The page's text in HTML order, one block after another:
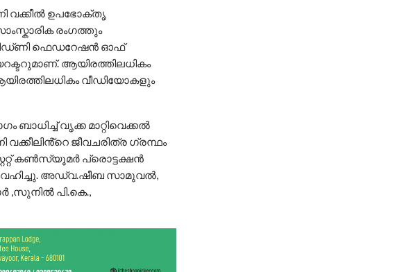
വക്കീൽ ഉപഭോക്തൃ
രംഗത്തും
ഫെഡറേഷൻ ഓഫ്
ആയിരത്തിലധികം
വീഡിയോകളും
ബാധിച്ച് വൃക്ക മാറ്റിവെക്കൽ
വക്കീലിൻ്റെ ജീവചരിത്ര ഗ്രന്ഥം
കൺസ്യൂമർ പ്രൊട്ടക്ഷൻ
അഡ്വ.ഷീബ സാമുവൽ,
,സുനിൽ പി.കെ.,